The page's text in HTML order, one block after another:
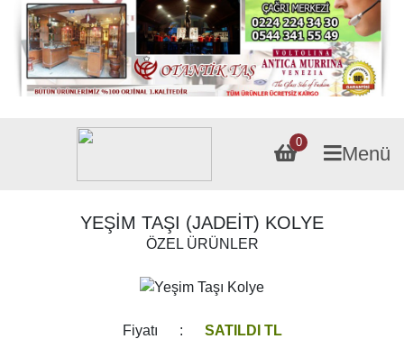
0
Menü
YEŞİM TAŞI (JADEİT) KOLYE
ÖZEL ÜRÜNLER
Fiyatı : SATILDI TL